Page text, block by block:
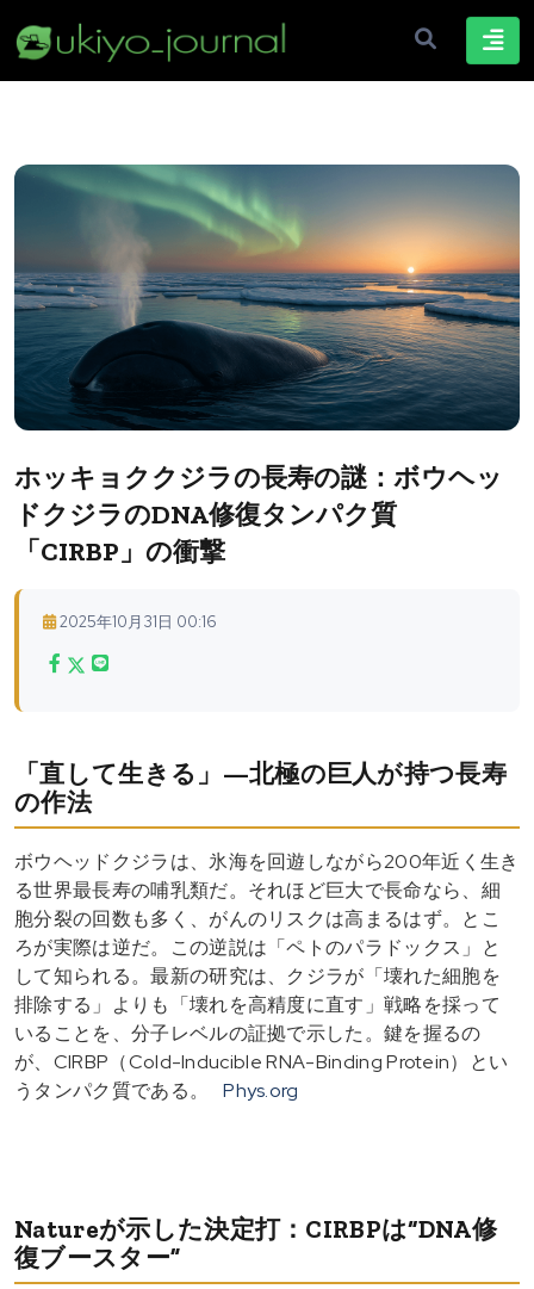
ホッキョククジラの長寿の謎：ボウヘッ
ドクジラのDNA修復タンパク質
「CIRBP」の衝撃
2025年10月31日 00:16
「直して生きる」—北極の巨人が持つ長寿
の作法
ボウヘッドクジラは、氷海を回遊しながら200年近く生き
る世界最長寿の哺乳類だ。それほど巨大で長命なら、細
胞分裂の回数も多く、がんのリスクは高まるはず。とこ
ろが実際は逆だ。この逆説は「ペトのパラドックス」と
して知られる。最新の研究は、クジラが「壊れた細胞を
排除する」よりも「壊れを高精度に直す」戦略を採って
いることを、分子レベルの証拠で示した。鍵を握るの
が、CIRBP（Cold-Inducible RNA-Binding Protein）とい
うタンパク質である。
Phys.org
Natureが示した決定打：CIRBPは“DNA修
復ブースター”